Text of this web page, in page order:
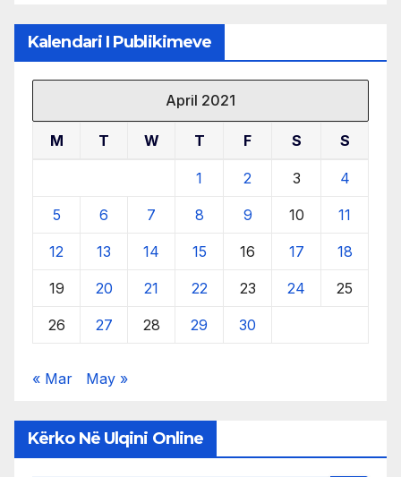
Kalendari I Publikimeve
April 2021
M T W T F S S
1 2 3 4
5 6 7 8 9 10 11
12 13 14 15 16 17 18
19 20 21 22 23 24 25
26 27 28 29 30
« Mar May »
Kërko Në Ulqini Online